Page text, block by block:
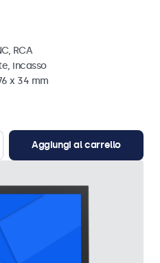
RCA
incasso
x 34 mm
Aggiungi al carrello